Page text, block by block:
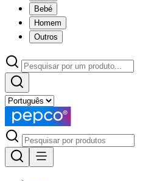
Bebé
Homem
Outros